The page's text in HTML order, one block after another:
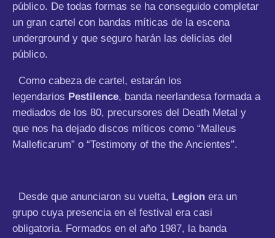
público. De todas formas se ha conseguido completar
un gran cartel con bandas míticas de la escena
underground y que seguro harán las delicias del
público.
Como cabeza de cartel, estarán los
legendarios Pestilence, banda neerlandesa formada a
mediados de los 80, precursores del Death Metal y
que nos ha dejado discos míticos como “Malleus
Malleficarum” o “Testimony of the the Ancientes”.
Desde que anunciaron su vuelta, Legion era un
grupo cuya presencia en el festival era casi
obligatoria. Formados en el año 1987, la banda